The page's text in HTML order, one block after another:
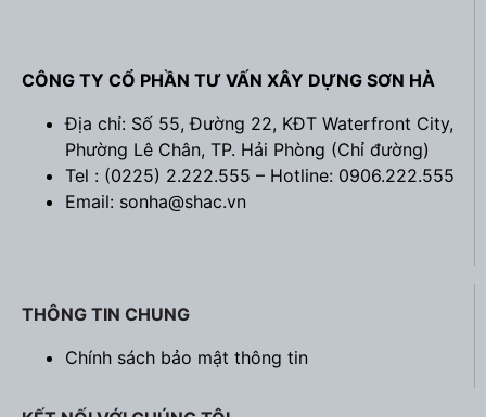
CÔNG TY CỔ PHẦN TƯ VẤN XÂY DỰNG SƠN HÀ
Địa chỉ: Số 55, Đường 22, KĐT Waterfront City,
Phường Lê Chân, TP. Hải Phòng (Chỉ đường)
Tel : (0225) 2.222.555 – Hotline: 0906.222.555
Email: sonha@shac.vn
THÔNG TIN CHUNG
Chính sách bảo mật thông tin